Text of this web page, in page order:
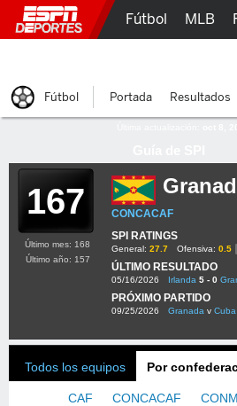
167
CONCACAF
SPI RATINGS
General: 27.7 Ofensiva: 0.5
ÚLTIMO RESULTADO
05/16/2026 Irlanda 5 - 0
PRÓXIMO PARTIDO
09/25/2026 Granada v Cuba
Último mes: 168
Último año: 157
Todos los equipos Por
CAF CONCACAF
Fútbol MLB
Fútbol Portada Resultados